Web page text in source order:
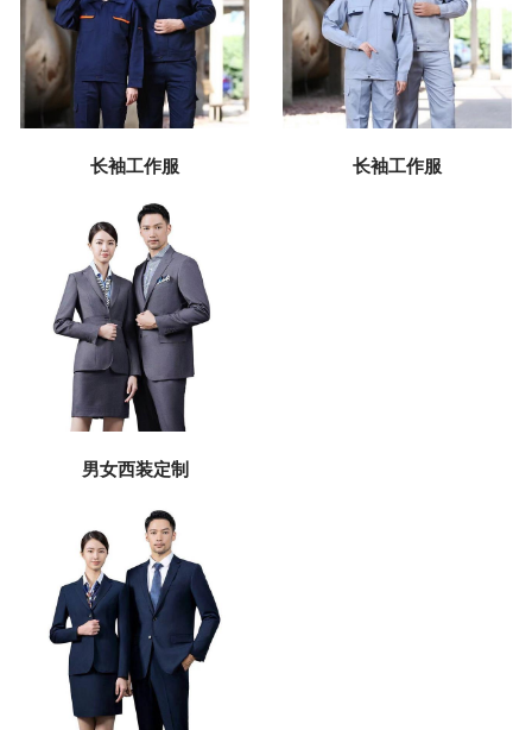
长袖工作服 长袖工作服
男女西装定制